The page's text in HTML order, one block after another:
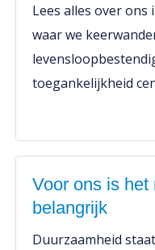
Lees alles over
waar we
toegankelijkheid
Voor ons is het
belangrijk
Duurzaamheid